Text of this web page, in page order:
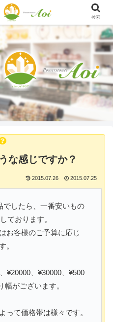
な感じですか？
2015.07.26 2015.07.25
でしたら、一番安いもの
ております。
お客様のご予算に応じ
。
¥20000、¥30000、¥500
幅がございます。
って価格帯は様々です。
検索